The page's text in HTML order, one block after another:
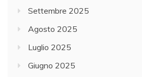
Settembre 2025
Agosto 2025
Luglio 2025
Giugno 2025